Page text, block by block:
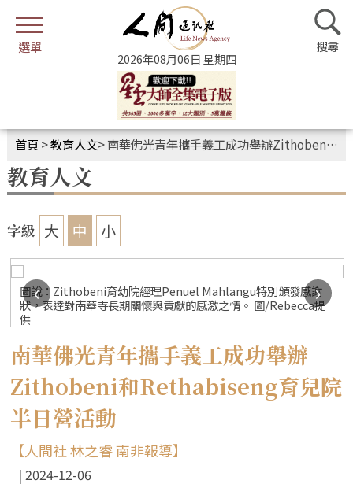
2026年08月06日 星期四
首頁 >教育人文>南華佛光青年攜手義工成功舉辦Zithobeni和Rethabiseng育兒院半日營活動
教育人文
字級 大 中 小
圖說：Zithobeni育幼院經理Penuel Mahlangu特別頒發感謝
狀，表達對南華寺長期關懷與貢獻的感激之情。 圖/Rebecca提
供
‹ ›
南華佛光青年攜手義工成功舉辦
Zithobeni和Rethabiseng育兒院
半日營活動
【人間社 林之睿 南非報導】
2024-12-06